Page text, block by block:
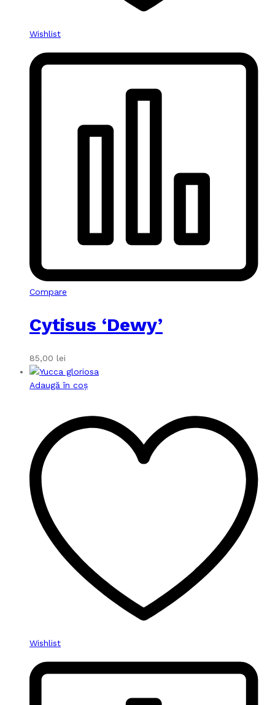
Wishlist
Compare
Cytisus ‘Dewy’
85,00 lei
Adaugă în coș
Wishlist